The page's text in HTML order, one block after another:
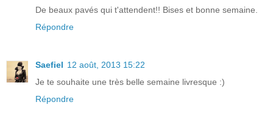
De beaux pavés qui t'attendent!! Bises et bonne semaine.
Répondre
Saefiel 12 août, 2013 15:22
Je te souhaite une très belle semaine livresque :)
Répondre